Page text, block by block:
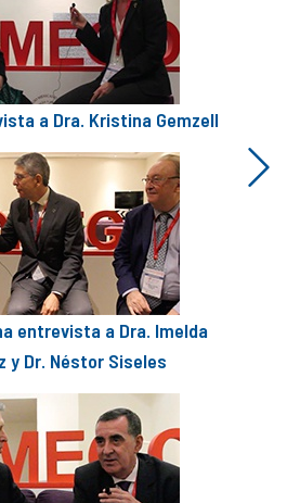
a Dra. Kristina Gemzell
entrevista a Dra. Imelda
y Dr. Néstor Siseles
Next